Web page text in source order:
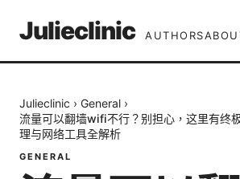
Julieclinic AUTHORS
Julieclinic › General ›
流量可以翻墙wifi不行？别担心，这里有终
理与网络工具全解析
GENERAL